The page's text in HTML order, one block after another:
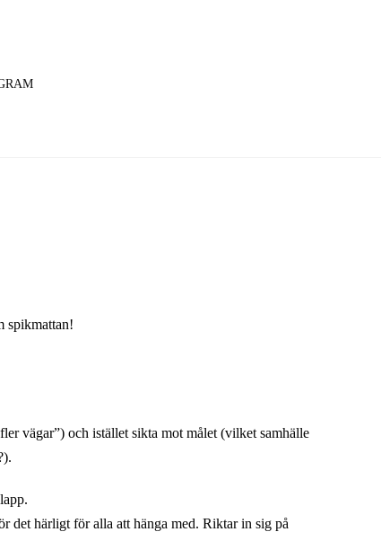
spikmattan!
vägar”) och istället sikta mot målet (vilket samhälle
det härligt för alla att hänga med. Riktar in sig på